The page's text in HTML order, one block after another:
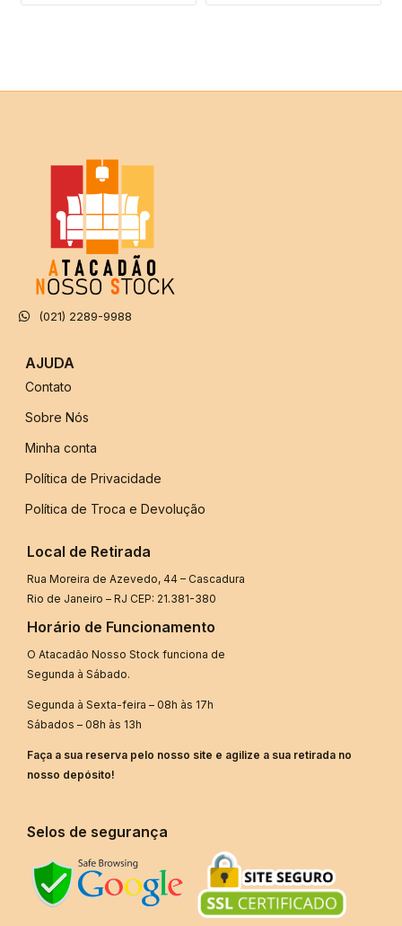
(021) 2289-9988
AJUDA
Contato
Sobre Nós
Minha conta
Política de Privacidade
Política de Troca e Devolução
Local de Retirada
Rua Moreira de Azevedo, 44 – Cascadura
Rio de Janeiro – RJ CEP: 21.381-380
Horário de Funcionamento
O Atacadão Nosso Stock funciona de
Segunda à Sábado.
Segunda à Sexta-feira – 08h às 17h
Sábados – 08h às 13h
Faça a sua reserva pelo nosso site e agilize a sua retirada no
nosso depósito!
Selos de segurança